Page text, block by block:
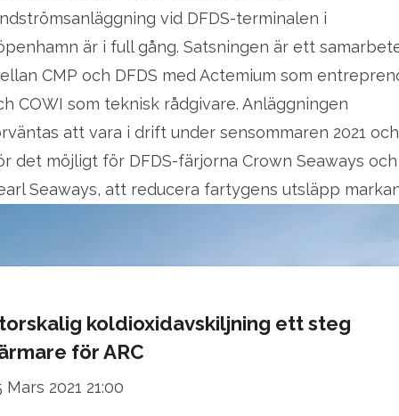
vid DFDS-terminalen i
är i full gång. Satsningen är ett
CMP och DFDS med Actemium som
COWI som teknisk rådgivare. Anläggningen
att vara i drift under sensommaren 2021 och
det möjligt för DFDS-färjorna Crown Seaways och
Seaways, att reducera fartygens utsläpp
koldioxidavskiljning ett steg
för ARC
Mars 2021 21:00